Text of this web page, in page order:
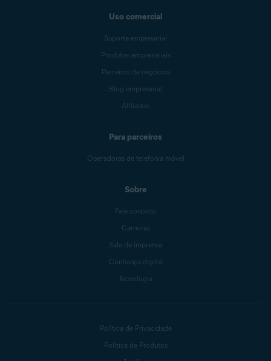
Uso comercial
Suporte empresarial
Produtos empresariais
Parceiros de negócios
Blog empresarial
Afiliados
Para parceiros
Operadoras de telefonia móvel
Sobre
Fale conosco
Carreiras
Sala de imprensa
Confiança digital
Tecnologia
Política de Privacidade
Política de Produtos